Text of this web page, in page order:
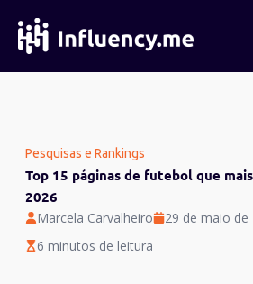
para
conteúdo
Pesquisas e Rankings
Top 15 páginas de futebol que
2026
Marcela Carvalheiro
29 de maio de
6 minutos de leitura